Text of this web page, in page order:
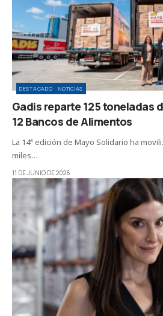
DESTACADO NOTICIAS
Gadis reparte 125 toneladas
12 Bancos de Alimentos
La 14ª edición de Mayo Solidario ha
miles…
11 DE JUNIO DE 2026